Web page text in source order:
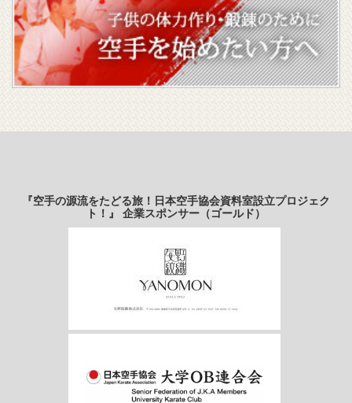
『空手の源流をたどる旅！日本空手協会資料室設立プロジェク
ト！』 企業スポンサー（ゴールド）